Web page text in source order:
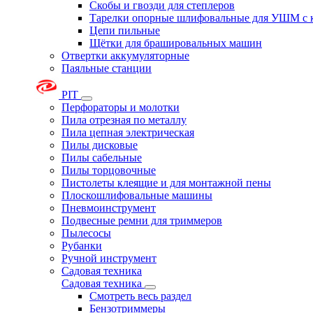
Скобы и гвозди для степлеров
Тарелки опорные шлифовальные для УШМ с
Цепи пильные
Щётки для брашировальных машин
Отвертки аккумуляторные
Паяльные станции
PIT
Перфораторы и молотки
Пила отрезная по металлу
Пила цепная электрическая
Пилы дисковые
Пилы сабельные
Пилы торцовочные
Пистолеты клеящие и для монтажной пены
Плоскошлифовальные машины
Пневмоинструмент
Подвесные ремни для триммеров
Пылесосы
Рубанки
Ручной инструмент
Садовая техника
Садовая техника
Смотреть весь раздел
Бензотриммеры